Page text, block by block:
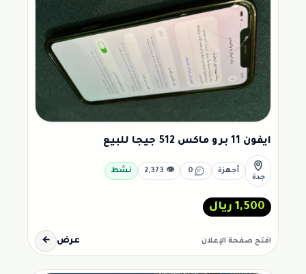
ايفون 11 برو ماكس 512 جيجا للبيع
جدة
أجهزة 0
👁 2,373 نشط
1,500 ريال
افتح صفحة الإعلان عرض ←